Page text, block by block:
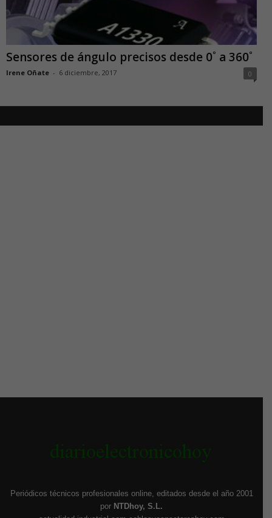
Sensores de ángulo precisos desde 0˚ a 360˚
Irene Oñate - 6 diciembre, 2017 0
Periódicos técnicos profesionales online, editados desde el año 2001
por NTDhoy, S.L.